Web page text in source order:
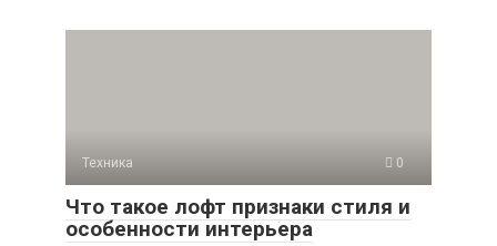
Техника 0
Что такое лофт признаки стиля и
особенности интерьера